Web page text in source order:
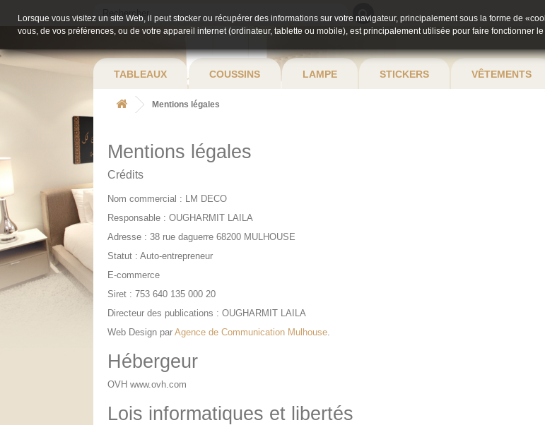
TABLEAUX COUSSINS LAMPE STICKERS VÊTEMENTS
Mentions légales
Mentions légales
Crédits
Nom commercial : LM DECO
Responsable : OUGHARMIT LAILA
Adresse : 38 rue daguerre 68200 MULHOUSE
Statut : Auto-entrepreneur
E-commerce
Siret : 753 640 135 000 20
Directeur des publications : OUGHARMIT LAILA
Web Design par Agence de Communication Mulhouse.
Hébergeur
OVH www.ovh.com
Lois informatiques et libertés
Lorsque vous visitez un site Web, il peut stocker ou récupérer des informations sur votre navigateur, principalement sous la forme de
vous, de vos préférences, ou de votre appareil internet (ordinateur, tablette ou mobile), est principalement utilisée pour faire fonctionner